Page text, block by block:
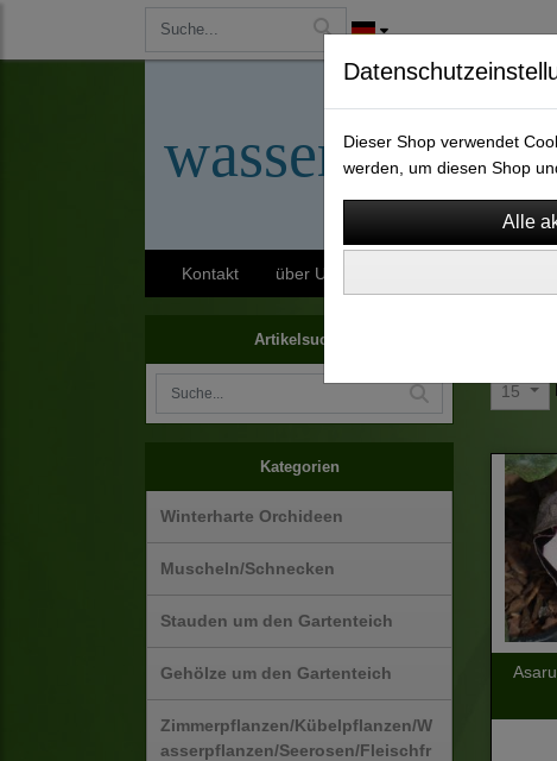
wassergarten-
Kontakt über Uns
Artikelsuche
Kategorien
Winterharte Orchideen
Muscheln/Schnecken
Stauden um den Gartenteich
Gehölze um den Gartenteich
Zimmerpflanzen/Kübelpflanzen/W
asserpflanzen/Seerosen/Fleischfr
15
Dieser Shop verwendet
werden, um diesen Shop